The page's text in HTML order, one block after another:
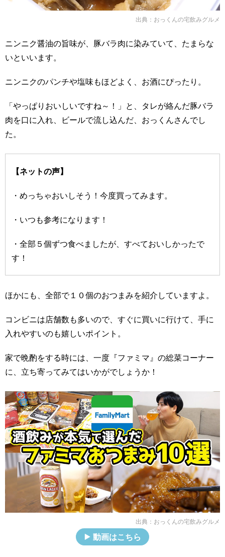
出典： おっくんの宅飲みグルメ
ニンニク醤油の旨味が、豚バラ肉に染みていて、たまらな
いといいます。
ニンニクのパンチや塩味もほどよく、お酒にぴったり。
「やっぱりおいしいですね～！」と、タレが絡んだ豚バラ
肉を口に入れ、ビールで流し込んだ、おっくんさんでし
た。
【ネットの声】
・めっちゃおいしそう！今度買ってみます。
・いつも参考になります！
・全部５個ずつ食べましたが、すべておいしかったで
す！
ほかにも、全部で１０個のおつまみを紹介していますよ。
コンビニは店舗数も多いので、すぐに買いに行けて、手に
入れやすいのも嬉しいポイント。
家で晩酌をする時には、一度『ファミマ』の総菜コーナー
に、立ち寄ってみてはいかがでしょうか！
出典： おっくんの宅飲みグルメ
動画はこちら